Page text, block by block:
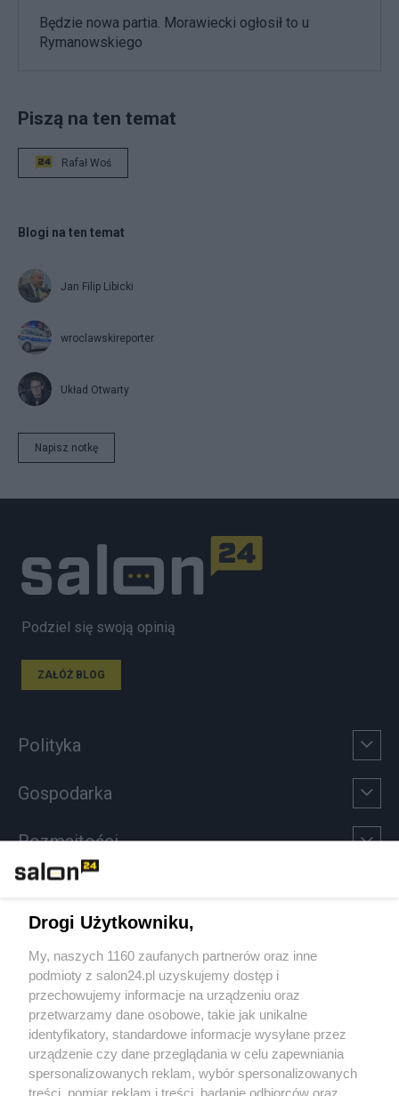
Będzie nowa partia. Morawiecki ogłosił to u
Rymanowskiego
Piszą na ten temat
Rafał Woś
Blogi na ten temat
Jan Filip Libicki
wroclawskireporter
Układ Otwarty
Napisz notkę
Podziel się swoją opinią
ZAŁÓŻ BLOG
Polityka
Gospodarka
Rozmaitości
Sport
Społeczeństwo
Kultura
Drogi Użytkowniku,
My, naszych 1160 zaufanych partnerów oraz inne
podmioty z salon24.pl uzyskujemy dostęp i
przechowujemy informacje na urządzeniu oraz
przetwarzamy dane osobowe, takie jak unikalne
identyfikatory, standardowe informacje wysyłane przez
urządzenie czy dane przeglądania w celu zapewniania
spersonalizowanych reklam, wybór spersonalizowanych
treści, pomiar reklam i treści, badanie odbiorców oraz